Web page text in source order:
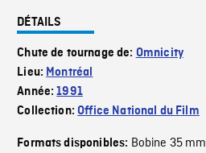
DÉTAILS
Chute de tournage de: Omnicity
Lieu: Montréal
Année:1991
Collection:Office National du Film
Formats disponibles: Bobine 35 mm